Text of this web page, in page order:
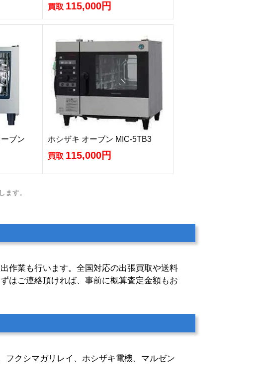
買取 115,000円
ブン
ホシザキ オーブン MIC-5TB3
買取 115,000円
ます。
作業も行います。全国対応の出張買取や送料
はご連絡頂ければ、事前に概算査定金額もお
フクシマガリレイ、ホシザキ電機、マルゼン